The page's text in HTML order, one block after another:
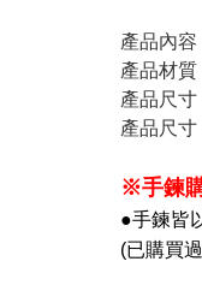
產品內
產品材
產品尺
產品尺
※手鍊
●手鍊皆
(已購買